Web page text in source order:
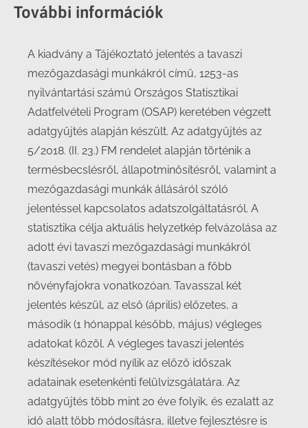
További információk
A kiadvány a Tájékoztató jelentés a tavaszi
mezőgazdasági munkákról című, 1253-as
nyilvántartási számú Országos Statisztikai
Adatfelvételi Program (OSAP) keretében végzett
adatgyűjtés alapján készült. Az adatgyűjtés az
5/2018. (II. 23.) FM rendelet alapján történik a
termésbecslésről, állapotminősítésről, valamint a
mezőgazdasági munkák állásáról szóló
jelentéssel kapcsolatos adatszolgáltatásról. A
statisztika célja aktuális helyzetkép felvázolása az
adott évi tavaszi mezőgazdasági munkákról
(tavaszi vetés) megyei bontásban a főbb
növényfajokra vonatkozóan. Tavasszal két
jelentés készül, az első (április) előzetes, a
második (1 hónappal később, május) végleges
adatokat közöl. A végleges tavaszi jelentés
készítésekor mód nyílik az előző időszak
adatainak esetenkénti felülvizsgálatára. Az
adatgyűjtés több mint 20 éve folyik, és ezalatt az
idő alatt több módosításra, illetve fejlesztésre is